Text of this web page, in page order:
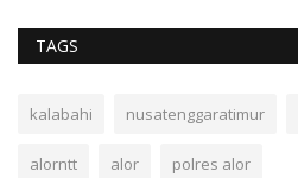
TAGS
kalabahi nusatenggaratimur
alorntt alor polres alor